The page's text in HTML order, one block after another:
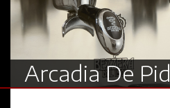
Arcadia De Pid